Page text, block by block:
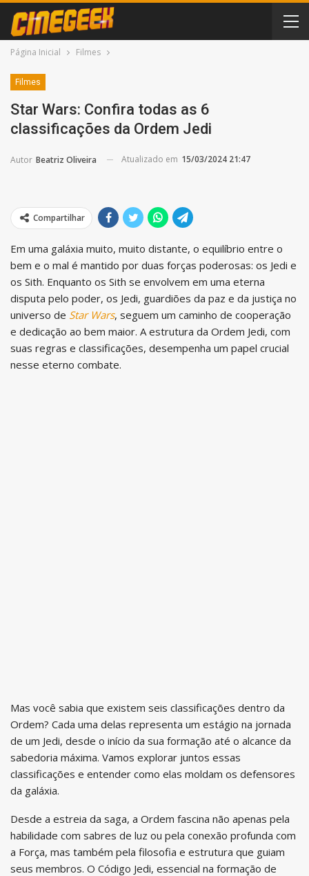
Página Inicial Filmes
Filmes
Star Wars: Confira todas as 6
classificações da Ordem Jedi
Autor Beatriz Oliveira Atualizado em 15/03/2024 21:47
Compartilhar
Em uma galáxia muito, muito distante, o equilíbrio entre o
bem e o mal é mantido por duas forças poderosas: os Jedi e
os Sith. Enquanto os Sith se envolvem em uma eterna
disputa pelo poder, os Jedi, guardiões da paz e da justiça no
universo de Star Wars, seguem um caminho de cooperação
e dedicação ao bem maior. A estrutura da Ordem Jedi, com
suas regras e classificações, desempenha um papel crucial
nesse eterno combate.
Mas você sabia que existem seis classificações dentro da
Ordem? Cada uma delas representa um estágio na jornada
de um Jedi, desde o início da sua formação até o alcance da
sabedoria máxima. Vamos explorar juntos essas
classificações e entender como elas moldam os defensores
da galáxia.
Desde a estreia da saga, a Ordem fascina não apenas pela
habilidade com sabres de luz ou pela conexão profunda com
a Força, mas também pela filosofia e estrutura que guiam
seus membros. O Código Jedi, essencial na formação de